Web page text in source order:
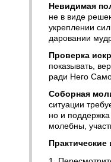
Невидимая
не в виде
укреплении
даровании
Проверка
показывать,
ради Него
Соборная
ситуации
но и
молебны,